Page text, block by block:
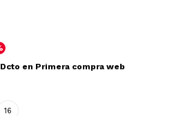
en Primera compra web
16